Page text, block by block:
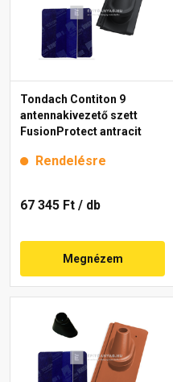
Tondach Contiton 9
antennakivezető szett
FusionProtect antracit
Rendelésre
67 345 Ft / db
Megnézem